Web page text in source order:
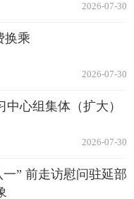
2026-07-30
换乘
2026-07-30
心组集体（扩大）
2026-07-30
” 前走访慰问驻延部